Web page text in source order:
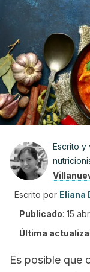
Escrito y
Escrito por Eliana
Publicado: 15
Última
Es posible que